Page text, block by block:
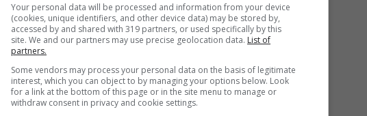
di una particolare e delicata indagine portata
, vi sono stati sedici decreti di perquisizione
Your personal data will be processed and information from your device
(cookies, unique identifiers, and other device data) may be stored by,
accessed by and shared with 319 partners, or used specifically by this
site. We and our partners may use precise geolocation data. List of
partners.
Some vendors may process your personal data on the basis of legitimate
interest, which you can object to by managing your options below. Look
for a link at the bottom of this page or in the site menu to manage or
withdraw consent in privacy and cookie settings.